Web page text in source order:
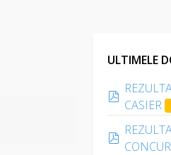
ULTIMELE
pdf
CASIER
pdf